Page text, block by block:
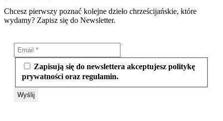
Chcesz pierwszy poznać kolejne dzieło chrześcijańskie, które
wydamy? Zapisz się do Newsletter.
Zapisują się do newslettera akceptujesz politykę
prywatności oraz regulamin.